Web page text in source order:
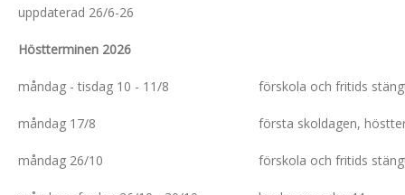
uppdaterad 26/6-26
Höstterminen 2026
måndag - tisdag 10 - 11/8 förskola och fritids
måndag 17/8 första skoldagen,
måndag 26/10 förskola och fritids